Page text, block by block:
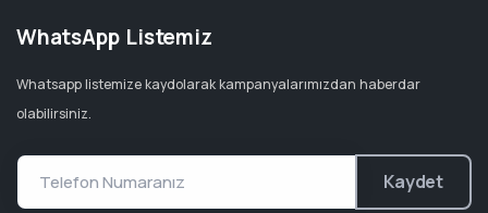
WhatsApp Listemiz
Whatsapp listemize kaydolarak kampanyalarımızdan haberdar
olabilirsiniz.
Kaydet